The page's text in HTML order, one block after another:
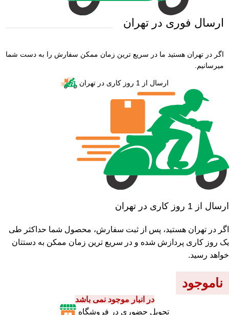
ارسال فوری در تهران
اگر در تهران هستید ما در سریع ترین زمان ممکن سفارش را به دست شما
میرسانیم.
ارسال از 1 روز کاری در تهران
ارسال از 1 روز کاری در تهران
اگر در تهران هستید، پس از ثبت سفارش، محصول شما حداکثر طی
یک روز کاری پردازش شده و در سریع ترین زمان ممکن به دستتان
خواهد رسید.
ناموجود
در انبار موجود نمی باشد
تحویل حضوری در فروشگاه